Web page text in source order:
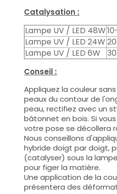
Catalysation :
Lampe UV / LED 48W
Lampe UV / LED 24W
Lampe UV / LED 6W
Conseil :
Appliquez la couleur
peaux du contour de
peau, rectifiez avec un
bâtonnet en bois. Si
votre pose se décollera
Nous conseillons
hybride doigt par doigt,
(catalyser) sous la
pour figer la matière.
Une application de la
présentera des